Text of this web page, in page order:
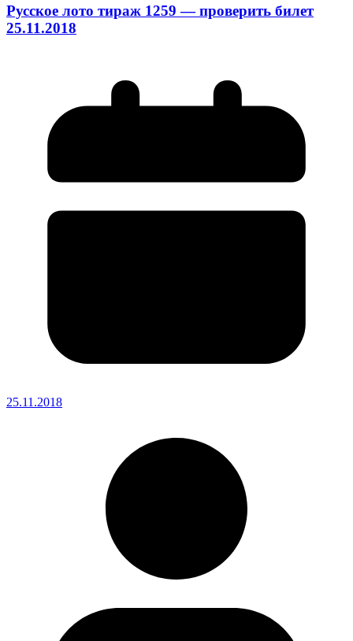
Русское лото тираж 1259 — проверить билет
25.11.2018
25.11.2018